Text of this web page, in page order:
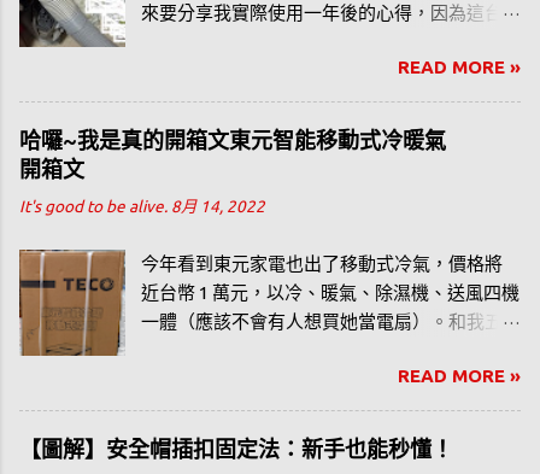
來要分享我實際使用一年後的心得，因為這台
年春、夏、秋、冬感覺比較洽當。READ MORE »
哈囉~我是真的開箱文東元智能移動式冷暖氣
開箱文
It's good to be alive. 8月 14, 2022
今年看到東元家電也出了移動式冷氣，價格將
近台幣 1 萬元，以冷、暖氣、除濕機、送風四機
一體（應該不會有人想買她當電扇）。和我五
中）價位差不多，為了分享水冷扇的使用經
驗，我也寫了幾篇相關文章，從我自己的觀點
去分享水冷扇這樣產品。
READ MORE »
【圖解】安全帽插扣固定法：新手也能秒懂！